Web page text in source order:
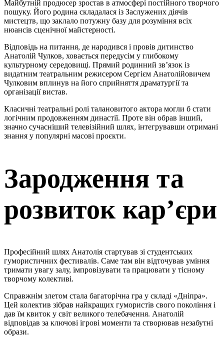
Майбутній продюсер зростав в атмосфері постійного творчого
пошуку. Його родина складалася із Заслужених діячів
мистецтв, що заклало потужну базу для розуміння всіх
нюансів сценічної майстерності.
Відповідь на питання, де народився і провів дитинство
Анатолій Чулков, ховається передусім у глибокому
культурному середовищі. Прямий родинний зв’язок із
видатним театральним режисером Сергієм Анатолійовичем
Чулковим вплинув на його сприйняття драматургії та
організації вистав.
Класичні театральні ролі талановитого актора могли б стати
логічним продовженням династії. Проте він обрав інший,
значно сучасніший телевізійний шлях, інтегрувавши отримані
знання у популярні масові проєкти.
Зародження та
розвиток кар’єри
Професійний шлях Анатолія стартував зі студентських
гумористичних фестивалів. Саме там він відточував уміння
тримати увагу залу, імпровізувати та працювати у тісному
творчому колективі.
Справжнім злетом стала багаторічна гра у складі «Дніпра».
Цей колектив зібрав найкращих гумористів свого покоління і
дав їм квиток у світ великого телебачення. Анатолій
відповідав за ключові ігрові моменти та створював незабутні
образи.